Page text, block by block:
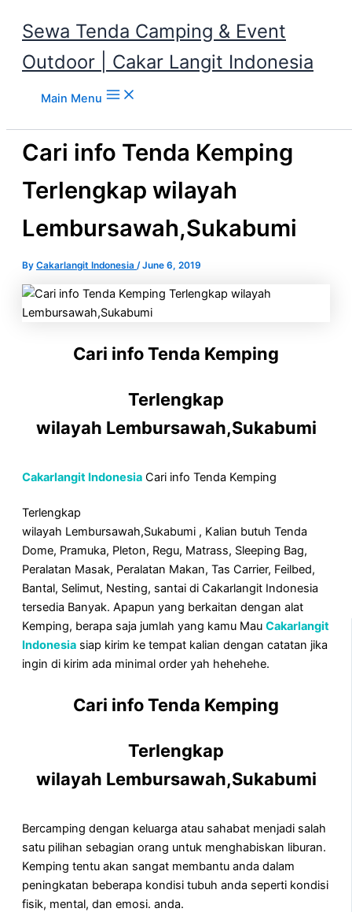
Sewa Tenda Camping & Event
Outdoor | Cakar Langit Indonesia
Main Menu
Cari info Tenda Kemping
Terlengkap wilayah
Lembursawah,Sukabumi
By Cakarlangit Indonesia /June 6, 2019
Cari info Tenda Kemping
Terlengkap
wilayah Lembursawah,Sukabumi
Cakarlangit Indonesia Cari info Tenda Kemping
Terlengkap
wilayah Lembursawah,Sukabumi , Kalian butuh Tenda
Dome, Pramuka, Pleton, Regu, Matrass, Sleeping Bag,
Peralatan Masak, Peralatan Makan, Tas Carrier, Feilbed,
Bantal, Selimut, Nesting, santai di Cakarlangit Indonesia
tersedia Banyak. Apapun yang berkaitan dengan alat
Kemping, berapa saja jumlah yang kamu Mau Cakarlangit
Indonesia siap kirim ke tempat kalian dengan catatan jika
ingin di kirim ada minimal order yah hehehehe.
Cari info Tenda Kemping
Terlengkap
wilayah Lembursawah,Sukabumi
Bercamping dengan keluarga atau sahabat menjadi salah
satu pilihan sebagian orang untuk menghabiskan liburan.
Kemping tentu akan sangat membantu anda dalam
peningkatan beberapa kondisi tubuh anda seperti kondisi
fisik, mental, dan emosi. anda.